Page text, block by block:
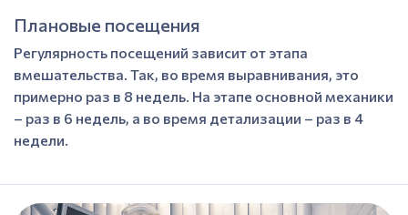
Плановые посещения
Регулярность посещений зависит от этапа
вмешательства. Так, во время выравнивания, это
примерно раз в 8 недель. На этапе основной механики
– раз в 6 недель, а во время детализации – раз в 4
недели.